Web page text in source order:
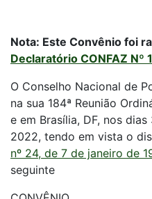
Nota: Este Convênio foi
Declaratório CONFAZ Nº
O Conselho Nacional de
na sua 184ª Reunião
e em Brasília, DF, nos
2022, tendo em vista o
nº 24, de 7 de janeiro de
seguinte